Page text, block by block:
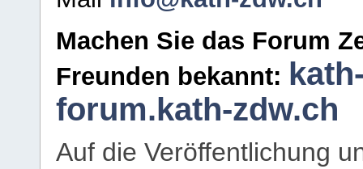
Machen Sie das Forum
Freunden bekannt:
forum.kath-zdw.ch
Auf die Veröffentlichung